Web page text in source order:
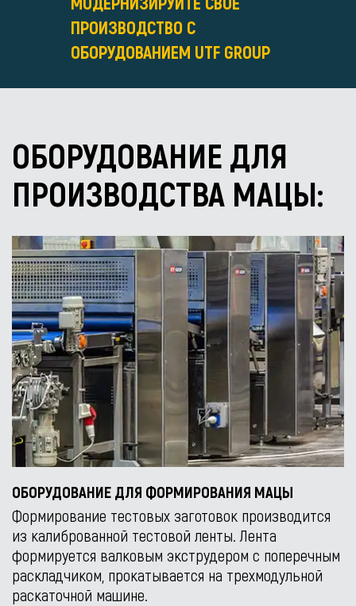
ПРОИЗВОДСТВО С
ОБОРУДОВАНИЕМ UTF GROUP
ОБОРУДОВАНИЕ ДЛЯ
ПРОИЗВОДСТВА МАЦЫ:
ОБОРУДОВАНИЕ ДЛЯ ФОРМИРОВАНИЯ МАЦЫ
Формирование тестовых заготовок производится
из калиброванной тестовой ленты. Лента
формируется валковым экструдером с поперечным
раскладчиком, прокатывается на трехмодульной
раскаточной машине.